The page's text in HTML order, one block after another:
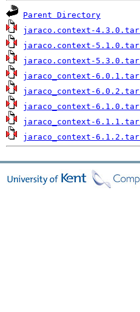
Parent Directory
jaraco.context-
jaraco.context-
jaraco.context-
jaraco_context-
jaraco_context-
jaraco_context-
jaraco_context-
jaraco_context-